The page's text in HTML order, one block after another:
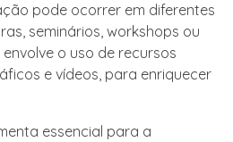
pode ocorrer em diferentes
seminários, workshops ou
o uso de recursos
e vídeos, para enriquecer
essencial para a